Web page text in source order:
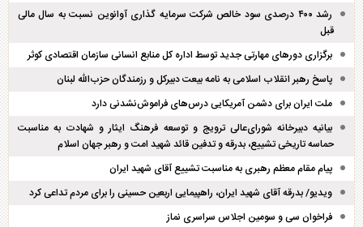
رشد ۴۰۰ درصدی سود خالص شرکت سرمایه گذاری آوانوین نسبت به سال مالی
قبل
برگزاری دور‌های مهارتی جدید توسط اداره کل منابع انسانی سازمان اقتصادی کوثر
پاسخ رهبر انقلاب اسلامی به نامه بیعت دبیرکل و رزمندگان حزب‌الله لبنان
ملت ایران برای دشمن آمریکایی درس‌های فراموش‌نشدنی دارد
بیانیه دبیرخانه شورای‌عالی ترویج و توسعه فرهنگ ایثار و شهادت به مناسبت
حماسه تاریخی تشییع، بدرقه و تدفین قائد شهید امت و رهبر جهان اسلام
پیام مقام معظم رهبری به مناسبت تشییع آقای شهید ایران
ویدیو/ بدرقه آقای شهید ایران، راهپیمایی اربعین حسینی را برای مردم تداعی کرد
فراخوان سی و سومین اجلاس سراسری نماز